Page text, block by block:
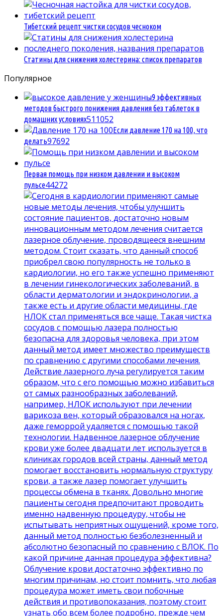
Тибетский рецепт чистки сосудов чесноком
Статины для снижения холестерина: список препаратов
Популярное
9 эффективных
методов быстрого понижения давления без таблеток в
домашних условиях511052
Если давление 170 на 100, что
делать97692
Первая помощь при низком давлении и высоком
пульсе44272